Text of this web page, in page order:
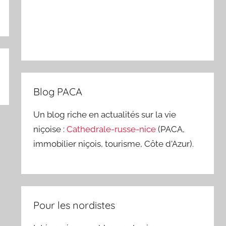
Blog PACA
Un blog riche en actualités sur la vie
niçoise :Cathedrale-russe-nice(PACA,
immobilier niçois, tourisme, Côte d'Azur).
Pour les nordistes